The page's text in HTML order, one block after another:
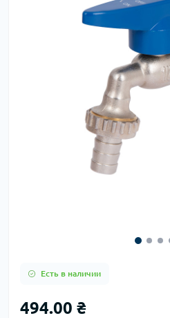
Есть в наличии
494.00 ₴